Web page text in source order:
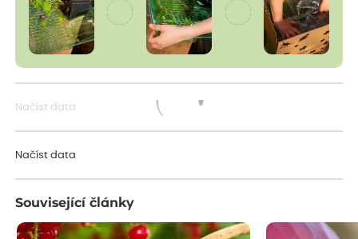
Načíst data
Načíst data
Související články